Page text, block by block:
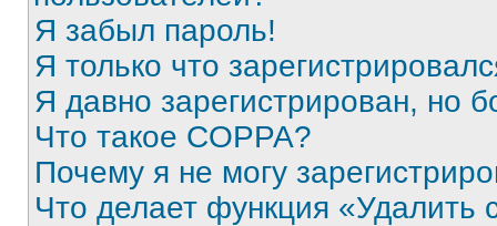
Я забыл пароль!
Я только что
Я давно зарегистрирован, но
Что такое COPPA?
Почему я не могу
Что делает функция «Удалить